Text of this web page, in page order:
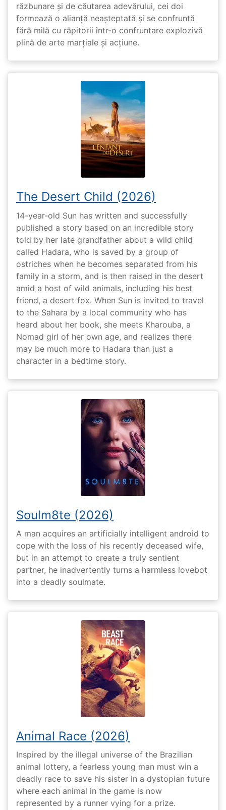
răzbunare și de căutarea adevărului, cei doi
formează o alianță neașteptată și se confruntă
fără milă cu răpitorii într-o confruntare explozivă
plină de arte marțiale și acțiune.
The Desert Child (2026)
14-year-old Sun has written and successfully
published a story based on an incredible story
told by her late grandfather about a wild child
called Hadara, who is saved by a group of
ostriches when he becomes separated from his
family in a storm, and is then raised in the desert
amid a host of wild animals, including his best
friend, a desert fox. When Sun is invited to travel
to the Sahara by a local community who has
heard about her book, she meets Kharouba, a
Nomad girl of her own age, and realizes there
may be much more to Hadara than just a
character in a bedtime story.
Soulm8te (2026)
A man acquires an artificially intelligent android to
cope with the loss of his recently deceased wife,
but in an attempt to create a truly sentient
partner, he inadvertently turns a harmless lovebot
into a deadly soulmate.
Animal Race (2026)
Inspired by the illegal universe of the Brazilian
animal lottery, a fearless young man must win a
deadly race to save his sister in a dystopian future
where each animal in the game is now
represented by a runner vying for a prize.